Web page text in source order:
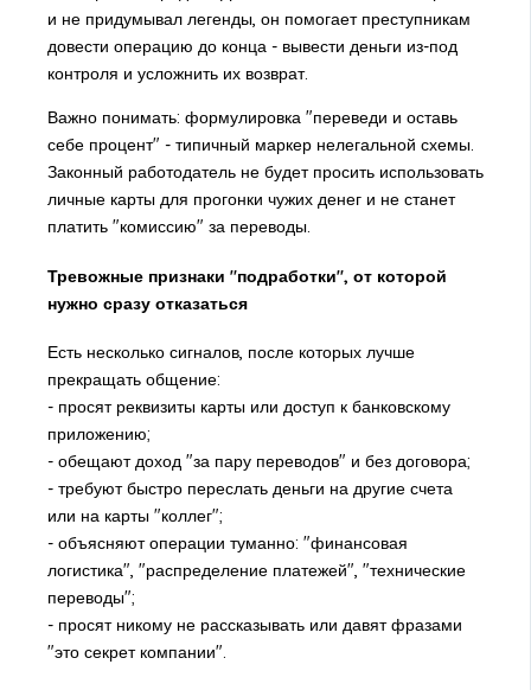
и не придумывал легенды, он помогает преступникам
довести операцию до конца - вывести деньги из-под
контроля и усложнить их возврат.
Важно понимать: формулировка "переведи и оставь
себе процент" - типичный маркер нелегальной схемы.
Законный работодатель не будет просить использовать
личные карты для прогонки чужих денег и не станет
платить "комиссию" за переводы.
Тревожные признаки "подработки", от которой
нужно сразу отказаться
Есть несколько сигналов, после которых лучше
прекращать общение:
- просят реквизиты карты или доступ к банковскому
приложению;
- обещают доход "за пару переводов" и без договора;
- требуют быстро переслать деньги на другие счета
или на карты "коллег";
- объясняют операции туманно: "финансовая
логистика", "распределение платежей", "технические
переводы";
- просят никому не рассказывать или давят фразами
"это секрет компании".